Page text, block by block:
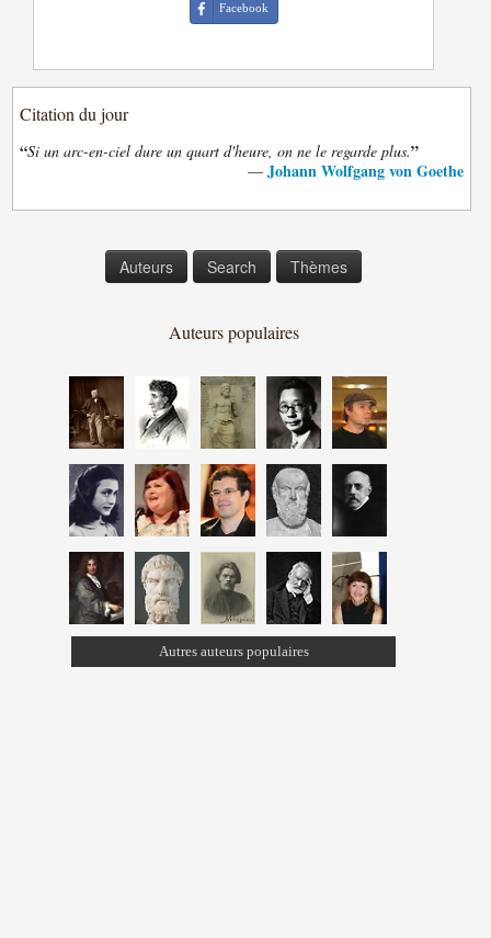
Facebook
Citation du jour
“Si un arc-en-ciel dure un quart d'heure, on ne le regarde plus.”
— Johann Wolfgang von Goethe
Auteurs Search Thèmes
Auteurs populaires
Autres auteurs populaires